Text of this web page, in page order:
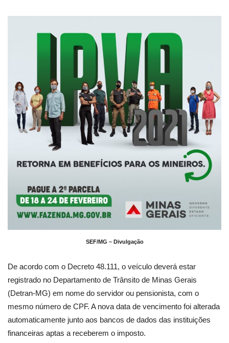
SEF/MG – Divulgação
De acordo com o Decreto 48.111, o veículo deverá estar
registrado no Departamento de Trânsito de Minas Gerais
(Detran-MG) em nome do servidor ou pensionista, com o
mesmo número de CPF. A nova data de vencimento foi alterada
automaticamente junto aos bancos de dados das instituições
financeiras aptas a receberem o imposto.